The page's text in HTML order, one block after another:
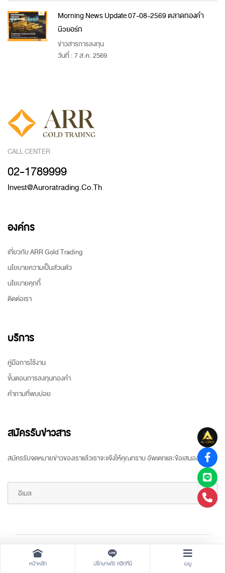
Morning News Update 07-08-2569 ตลาดทองคำ
นิวยอร์ก
ข่าวสารการลงทุน
วันที่ : 7 ส.ค. 2569
CALL CENTER
02-1789999
Invest@auroratrading.co.th
องค์กร
เกี่ยวกับ ARR Gold Trading
นโยบายความเป็นส่วนตัว
นโยบายคุกกี้
ติดต่อเรา
บริการ
คู่มือการใช้งาน
ขั้นตอนการลงทุนทองคำ
คำถามที่พบบ่อย
สมัครรับข่าวสาร
สมัครรับจดหมายข่าวของเราแล้วเราจะแจ้งให้คุณทราบ อัพเดทและข้อเสนอล่าสุด
Copyright © 2026 All rights reserved ARR Gold Trading
หน้าหลัก ปรึกษาฟรี! คลิกที่นี่ เมนู